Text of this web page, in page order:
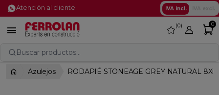
Atención al cliente IVA incl.
 favorite
0 0
Buscar productos...
Azulejos RODAPIÉ STONEAGE GREY NATURAL